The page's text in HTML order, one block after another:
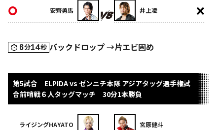
安齊勇馬 井上凌
6分14秒 バックドロップ →片エビ固め
第5試合 ELPIDA vs ゼンニチ本隊 アジアタッグ選手権試
合前哨戦６人タッグマッチ 30分1本勝負
ライジングHAYATO 宮原健斗